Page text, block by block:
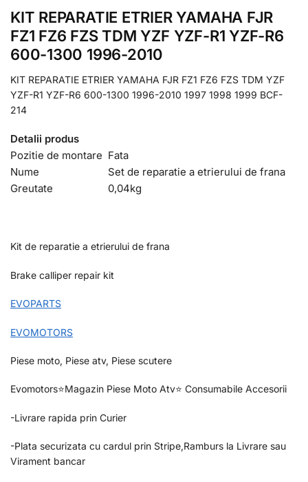
KIT REPARATIE ETRIER YAMAHA FJR
FZ1 FZ6 FZS TDM YZF YZF-R1 YZF-R6
600-1300 1996-2010
KIT REPARATIE ETRIER YAMAHA FJR FZ1 FZ6 FZS TDM YZF
YZF-R1 YZF-R6 600-1300 1996-2010 1997 1998 1999 BCF-
214
Detalii produs
Pozitie de montare Fata
Nume
Set de reparatie a etrierului de frana
Greutate
0,04kg
Kit de reparatie a etrierului de frana
Brake calliper repair kit
EVOPARTS
EVOMOTORS
Piese moto, Piese atv, Piese scutere
Evomotors⭐️Magazin Piese Moto Atv⭐️ Consumabile Accesorii
-Livrare rapida prin Curier
-Plata securizata cu cardul prin Stripe,Ramburs la Livrare sau
Virament bancar